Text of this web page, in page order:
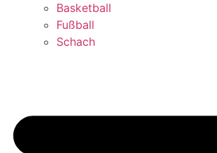
Basketball
Fußball
Schach